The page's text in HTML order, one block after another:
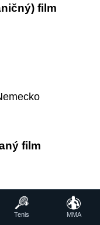
film
film
Tenis MMA